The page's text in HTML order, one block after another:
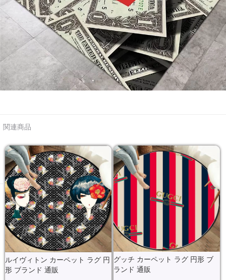
関連商品
ルイヴィトン カーペット ラグ 円
形 ブランド 通販
グッチ カーペット ラグ 円形 ブ
ランド 通販